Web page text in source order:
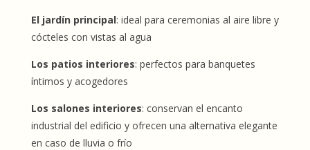
El jardín principal: ideal para ceremonias al aire libre y
cócteles con vistas al agua
Los patios interiores: perfectos para banquetes
íntimos y acogedores
Los salones interiores: conservan el encanto
industrial del edificio y ofrecen una alternativa elegante
en caso de lluvia o frío